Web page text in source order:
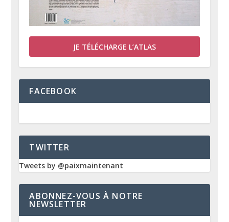
JE TÉLÉCHARGE L’ATLAS
FACEBOOK
TWITTER
Tweets by @paixmaintenant
ABONNEZ-VOUS À NOTRE
NEWSLETTER